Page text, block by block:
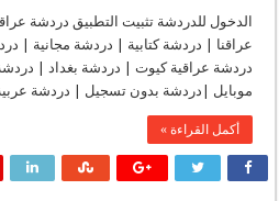
|
الدخول للدردشة تثبيت التطبيق دردشة
عراقنا | دردشة كتابية | دردشة مجانية |
دردشة عراقية كيوت | دردشة بغداد |
موبايل |دردشة بدون تسجيل | دردشة
أكمل القراءة »